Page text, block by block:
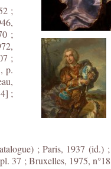
;
;
;
p.
;
; Paris, 1937
37 ; Bruxelles, 1975,